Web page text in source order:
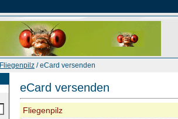
Fliegenpilz / eCard versenden
eCard versenden
Fliegenpilz